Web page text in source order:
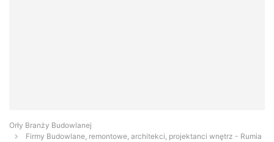
Orły Branży Budowlanej
Firmy Budowlane, remontowe, architekci, projektanci wnętrz - Rumia